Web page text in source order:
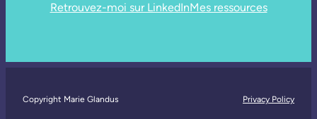
Retrouvez-moi sur LinkedInMes ressources
Copyright Marie Glandus Privacy Policy